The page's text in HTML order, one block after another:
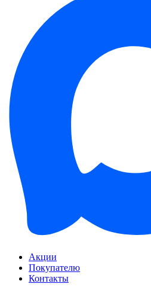
Акции
Покупателю
Контакты